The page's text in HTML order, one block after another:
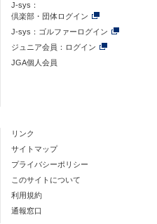
J-sys：
倶楽部・団体ログイン
J-sys：ゴルファーログイン
ジュニア会員：ログイン
JGA個人会員
リンク
サイトマップ
プライバシーポリシー
このサイトについて
利用規約
通報窓口